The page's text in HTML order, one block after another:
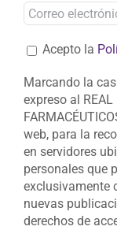
Acepto la
Marcando la
expreso al REAL
web, para la
en servidores
personales que
exclusivamente
nuevas
derechos de